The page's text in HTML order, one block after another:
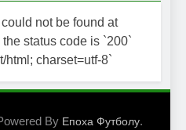
not be found at
status code is `200`
html; charset=utf-8`
By Епоха Футболу.